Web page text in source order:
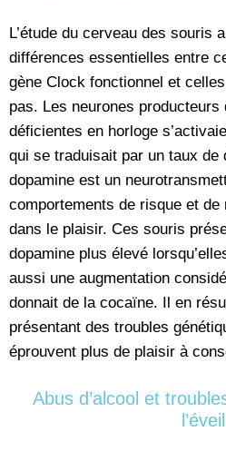
L’étude du cerveau des souris
différences essentielles entre
gène Clock fonctionnel et
pas. Les neurones
déficientes en horloge
qui se traduisait par un taux de
dopamine est un
comportements de risque et de
dans le plaisir. Ces souris
dopamine plus élevé
aussi une augmentation
donnait de la cocaïne. Il en
présentant des troubles
éprouvent plus de plaisir à
Abus d’alcool et
l’éveil